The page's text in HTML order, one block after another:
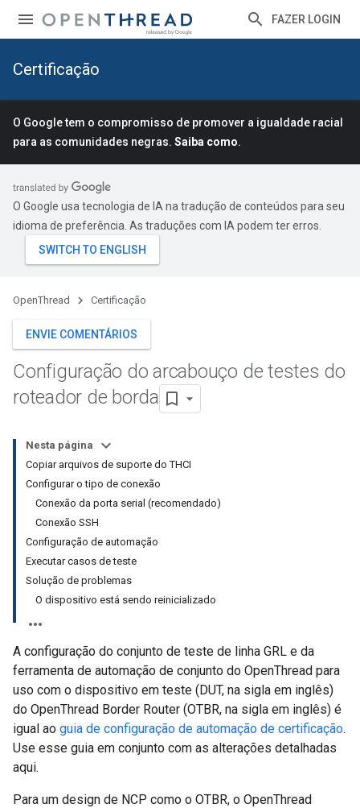
FAZER LOGIN
Certificação
O Google tem o compromisso de promover a igualdade racial
para as comunidades negras. Saiba como.
O Google usa tecnologia de IA na tradução de conteúdos para seu
idioma de preferência. As traduções com IA podem ter erros.
OpenThread Certificação
ENVIE COMENTÁRIOS
Configuração do arcabouço de testes do
roteador de borda
Nesta página
Copiar arquivos de suporte do THCI
Configurar o tipo de conexão
Conexão da porta serial (recomendado)
Conexão SSH
Configuração de automação
Executar casos de teste
Solução de problemas
O dispositivo está sendo reinicializado
A configuração do conjunto de teste de linha GRL e da
ferramenta de automação de conjunto do OpenThread para
uso com o dispositivo em teste (DUT, na sigla em inglês)
do OpenThread Border Router (OTBR, na sigla em inglês) é
igual ao guia de configuração de automação de certificação.
Use esse guia em conjunto com as alterações detalhadas
aqui.
Para um design de NCP como o OTBR, o OpenThread